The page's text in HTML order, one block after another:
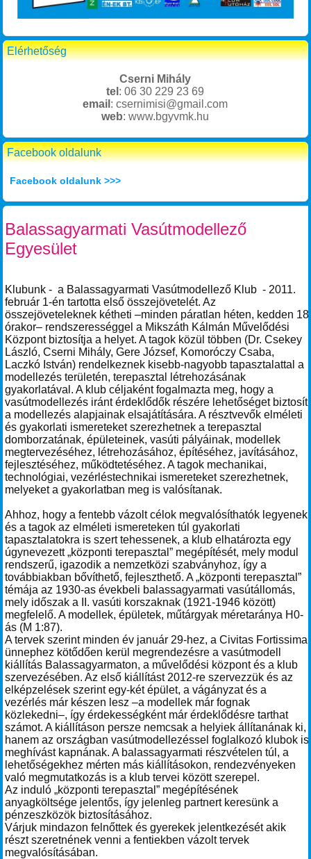
Elérhetőség
Cserni Mihály
tel : 06 30 229 23 69
email : csernimisi@gmail.com
web: www.bgyvmk.hu
Facebook oldalunk
Facebook oldalunk >>>
Balassagyarmati Vasútmodellező
Egyesület
Klubunk - a Balassagyarmati Vasútmodellező Klub - 2011.
február 1-én tartotta első összejövetelét. Az
összejöveteleknek kétheti –minden páratlan héten, kedden 18
órakor– rendszerességgel a Mikszáth Kálmán Művelődési
Központ biztosítja a helyet. A tagok közül többen (Dr. Csekey
László, Cserni Mihály, Gere József, Komoróczy Csaba,
Laczkó István) rendelkeznek kisebb-nagyobb tapasztalattal a
modellezés területén, terepasztal létrehozásának
gyakorlatával. A klub céljaként fogalmazta meg, hogy a
vasútmodellezés iránt érdeklődők részére lehetőséget biztosít
a modellezés alapjainak elsajátítására. A résztvevők elméleti
és gyakorlati ismereteket szerezhetnek a terepasztal
domborzatának, épületeinek, vasúti pályáinak, modellek
megtervezéséhez, létrehozásához, építéséhez, javításához,
fejlesztéséhez, működtetéséhez. A tagok mechanikai,
technológiai, vezérléstechnikai ismereteket szerezhetnek,
melyeket a gyakorlatban meg is valósítanak.
Ahhoz, hogy a fentebb vázolt célok megvalósíthatók legyenek
és a tagok az elméleti ismereteken túl gyakorlati
tapasztalatokra is szert tehessenek, a klub elhatározta egy
úgynevezett „központi terepasztal” megépítését, mely modul
rendszerű, igazodik a nemzetközi szabványhoz, így a
továbbiakban bővíthető, fejleszthető. A „központi terepasztal”
témája az 1930-as évekbeli balassagyarmati vasútállomás,
mely időszak a II. vasúti korszaknak (1921-1946 között)
megfelelő. A modellek, épületek, műtárgyak méretaránya H0-
ás (M 1:87).
A tervek szerint minden év január 29-hez, a Civitas Fortissima
ünnephez kötődően kerül megrendezésre a vasútmodell
kiállítás Balassagyarmaton, a művelődési központ és a klub
szervezésében. Az első kiállítást 2012-re szervezzük és az
elképzelések szerint egy-két épület, a vágányzat és a
vezérlés már készen lesz –a modellek már fognak
közlekedni–, így érdekességként már érdeklődésre tarthat
számot. A kiállításon persze nemcsak a helyiek állítanának ki,
hanem az országban vasútmodellezéssel foglalkozó klubok is
meghívást kapnának. A balassagyarmati részvételen túl, a
lehetőségekhez mérten más kiállításokon, rendezvényeken
való megmutatkozás is a klub tervei között szerepel.
Az induló „központi terepasztal” megépítésének
anyagköltsége jelentős, így jelenleg partnert keresünk a
pénzeszközök biztosításához.
Várjuk mindazon felnőttek és gyerekek jelentkezését akik
részt szeretnének venni a fentiekben vázolt tervek
megvalósításában.